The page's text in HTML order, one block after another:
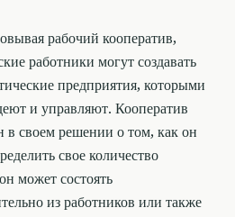
рабочий кооператив,
работники могут создавать
предприятия, которыми
и управляют. Кооператив
в своем решении о том, как он
свое количество
может состоять
из работников или также